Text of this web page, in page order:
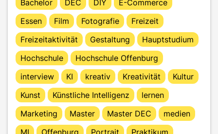
Bachelor
DEC DIY
E-Commerce
Essen
Film Fotografie
Freizeit
Freizeitaktivität
Gestaltung
Hauptstudium
Hochschule
Hochschule Offenburg
interview
KI kreativ Kreativität
Kultur
Kunst
Künstliche Intelligenz
lernen
Marketing
Master Master DEC
medien
MI
Offenburg Portrait
Praktikum